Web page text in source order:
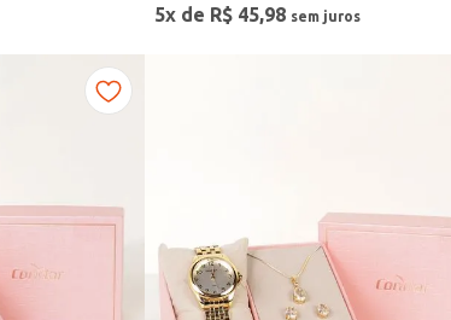
5x de R$ 45,98